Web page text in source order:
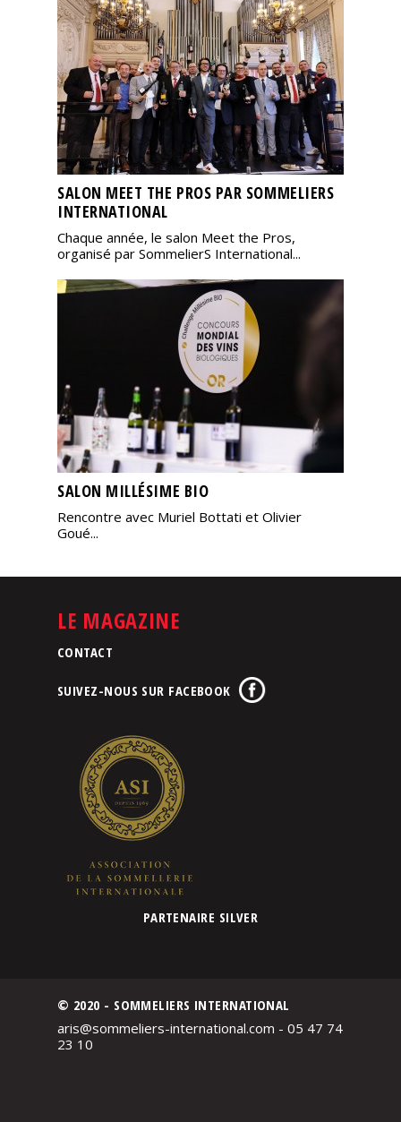
SALON MEET THE PROS PAR SOMMELIERS
INTERNATIONAL
Chaque année, le salon Meet the Pros,
organisé par SommelierS International...
SALON MILLÉSIME BIO
Rencontre avec Muriel Bottati et Olivier
Goué...
LE MAGAZINE
CONTACT
SUIVEZ-NOUS SUR FACEBOOK
PARTENAIRE SILVER
© 2020 - SOMMELIERS INTERNATIONAL
aris@sommeliers-international.com - 05 47 74
23 10